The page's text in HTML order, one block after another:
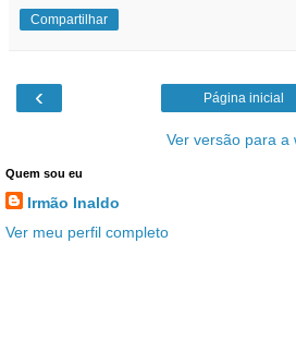
Compartilhar
‹ Página inicial
Ver versão para a
Quem sou eu
Irmão Inaldo
Ver meu perfil completo